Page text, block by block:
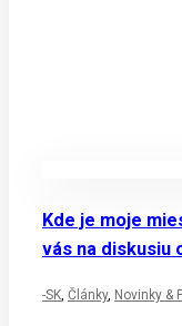
Kde je moje
vás na diskusiu
-SK, Články, Novinky &